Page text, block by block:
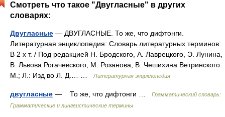
Смотреть что такое "Двугласные" в других
словарях:
Двугласные — ДВУГЛАСНЫЕ. То же, что дифтонги.
Литературная энциклопедия: Словарь литературных терминов:
В 2 х т. / Под редакцией Н. Бродского, А. Лаврецкого, Э. Лунина,
В. Львова Рогачевского, М. Розанова, В. Чешихина Ветринского.
М.; Л.: Изд во Л. Д.… …
Литературная энциклопедия
двугласные — То же, что дифтонги …
Грамматический словарь:
Грамматические и лингвистические термины